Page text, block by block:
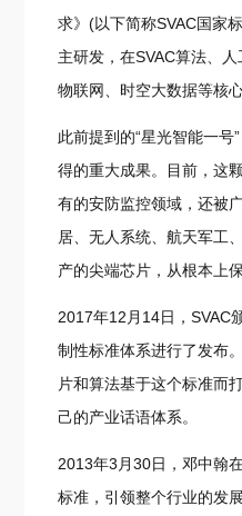
求》(以下简称SVAC国家
主研发，在SVAC算法、
物联网、时空大数据等核
此前提到的“星光智能一号
得的重大成果。目前，这
有的安防监控领域，还被
居、无人系统、航天军工
产的尖端芯片，从根本上
2017年12月14日，SVAC
制性标准体系进行了发布
片和算法基于这个标准而
己的产业话语体系。
2013年3月30日，邓中翰
标准，引领整个行业的发